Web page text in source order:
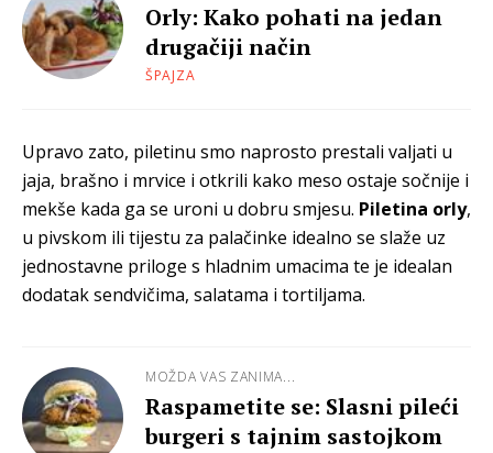
Orly: Kako pohati na jedan
drugačiji način
ŠPAJZA
Upravo zato, piletinu smo naprosto prestali valjati u
jaja, brašno i mrvice i otkrili kako meso ostaje sočnije i
mekše kada ga se uroni u dobru smjesu. Piletina orly,
u pivskom ili tijestu za palačinke idealno se slaže uz
jednostavne priloge s hladnim umacima te je idealan
dodatak sendvičima, salatama i tortiljama.
MOŽDA VAS ZANIMA...
Raspametite se: Slasni pileći
burgeri s tajnim sastojkom